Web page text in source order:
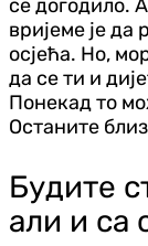
се догодило.
вријеме је да
осјећа. Но,
да се ти и
Понекад то
Останите
Будите
али и са